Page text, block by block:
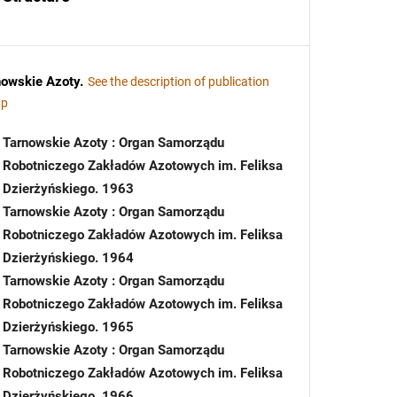
Azoty. See the description of publication
Tarnowskie Azoty : Organ Samorządu
Robotniczego Zakładów Azotowych im. Feliksa
Dzierżyńskiego. 1963
Tarnowskie Azoty : Organ Samorządu
Robotniczego Zakładów Azotowych im. Feliksa
Dzierżyńskiego. 1964
Tarnowskie Azoty : Organ Samorządu
Robotniczego Zakładów Azotowych im. Feliksa
Dzierżyńskiego. 1965
Tarnowskie Azoty : Organ Samorządu
Robotniczego Zakładów Azotowych im. Feliksa